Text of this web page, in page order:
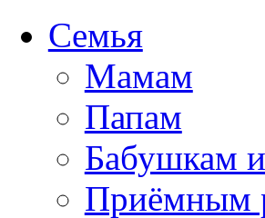
Семья
Мамам
Папам
Бабушкам
Приёмным